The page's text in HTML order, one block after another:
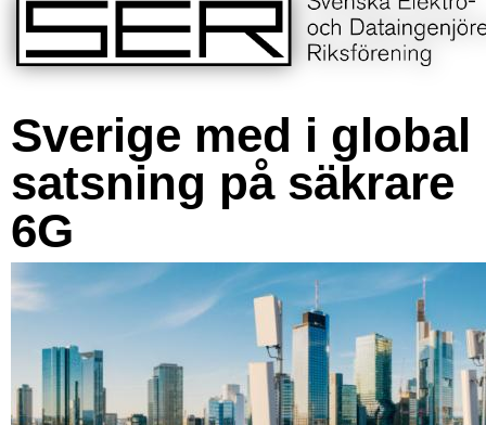
Sverige med i global
satsning på säkrare
6G